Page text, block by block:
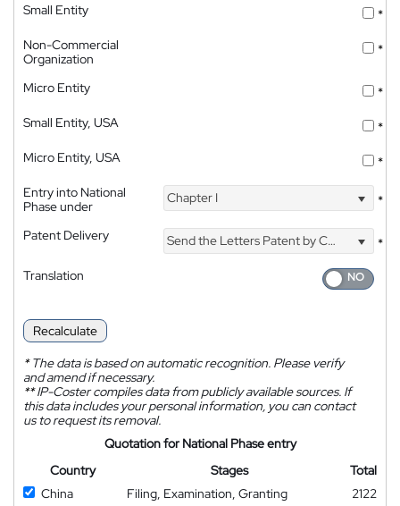
Small Entity
*
Non-Commercial
Organization
*
Micro Entity
*
Small Entity, USA
*
Micro Entity, USA
*
Entry into National
Phase under
Chapter I *
Patent Delivery Send the Letters Patent by Courier
*
Translation
Recalculate
*The data is based on automatic recognition. Please verify
and amend if necessary.
**IP-Coster compiles data from publicly available sources. If
this data includes your personal information, you can contact
us to request its removal.
Quotation for National Phase entry
Country
Stages
Total
China
Filing, Examination, Granting 2122